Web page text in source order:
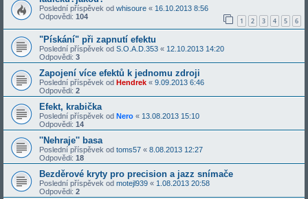
Poslední příspěvek od whisoure « 16.10.2013 8:56
Odpovědi: 104 1 2 3 4 5 6
"Pískání" při zapnutí efektu
Poslední příspěvek od S.O.A.D.353 « 12.10.2013 14:20
Odpovědi: 3
Zapojení více efektů k jednomu zdroji
Poslední příspěvek od Hendrek « 9.09.2013 6:46
Odpovědi: 2
Efekt, krabička
Poslední příspěvek od Nero « 13.08.2013 15:10
Odpovědi: 14
''Nehraje'' basa
Poslední příspěvek od toms57 « 8.08.2013 12:27
Odpovědi: 18
Bezděrové kryty pro precision a jazz snímače
Poslední příspěvek od motejl939 « 1.08.2013 20:58
Odpovědi: 2